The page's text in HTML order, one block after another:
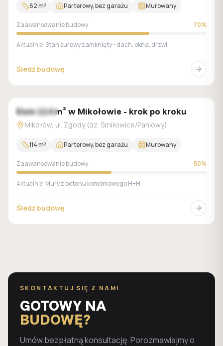
82m² Parterowy, bez garażu Murowany
Zaawansowanie budowy 70%
Aktualnie:Stan surowy zamknięty - dach, okna, drzwi
Śledź budowę
W trakcie
Dom 114 m² w Mikołowie - krok po kroku
Mikołów, ul. Zgody (dz. Śmiłowice/Paniowy)
114m² Parterowy, bez garażu Murowany
Zaawansowanie budowy 50%
Aktualnie: Mury z betonu komórkowego H+H
Śledź budowę
SKONTAKTUJ SIĘ Z NAMI
GOTOWY NA
BUDOWĘ?
Umów bezpłatną konsultację. Porozmawiajmy o